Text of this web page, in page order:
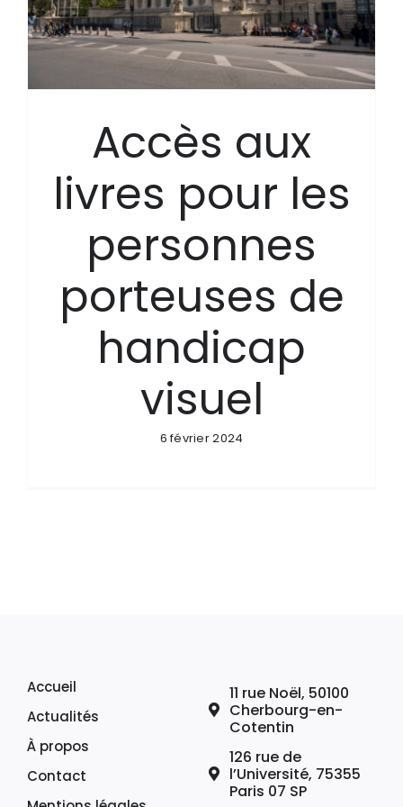
Accès aux
livres pour les
personnes
porteuses de
handicap
visuel
6 février 2024
Accueil
Actualités
À propos
Contact
11 rue Noël, 50100
Cherbourg-en-
Cotentin
126 rue de
l’Université, 75355
Paris 07 SP